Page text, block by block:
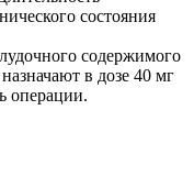
состояния
содержимого
в дозе 40 мг
операции.